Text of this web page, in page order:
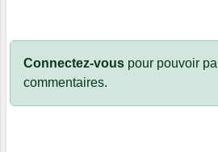
Connectez-vous pour pouvoir
commentaires.